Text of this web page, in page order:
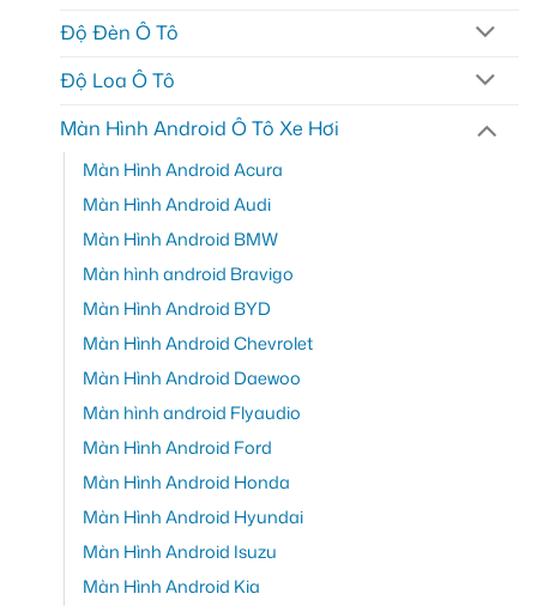
Độ Đèn Ô Tô
Độ Loa Ô Tô
Màn Hình Android Ô Tô Xe Hơi
Màn Hình Android Acura
Màn Hình Android Audi
Màn Hình Android BMW
Màn hình android Bravigo
Màn Hình Android BYD
Màn Hình Android Chevrolet
Màn Hình Android Daewoo
Màn hình android Flyaudio
Màn Hình Android Ford
Màn Hình Android Honda
Màn Hình Android Hyundai
Màn Hình Android Isuzu
Màn Hình Android Kia